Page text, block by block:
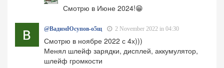
Смотрю в Июне 2024!😁
@ВадимЮсупов-о5щ 2 November 2022 in 04:30
Смотрю в ноябре 2022 с 4х)))
Менял шлейф зарядки, дисплей, аккумулятор,
шлейф громкости